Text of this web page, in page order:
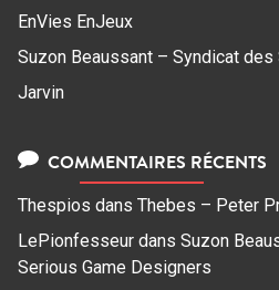
EnVies EnJeux
Suzon Beaussant – Syndicat
Jarvin
COMMENTAIRES RÉCENTS
Thespios dans Thebes – Peter
LePionfesseur dans Suzon
Serious Game Designers